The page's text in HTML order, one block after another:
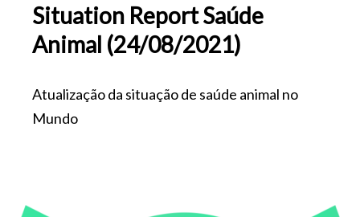
Situation Report Saúde
Animal (24/08/2021)
Atualização da situação de saúde animal no
Mundo